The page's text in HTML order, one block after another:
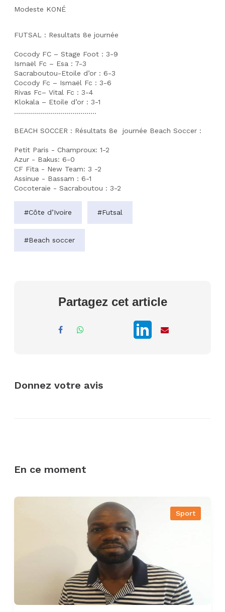
Modeste KONÉ
FUTSAL : Resultats 8e journée
Cocody FC – Stage Foot : 3-9
Ismaël Fc – Esa : 7-3
Sacraboutou-Etoile d’or : 6-3
Cocody Fc – Ismaël Fc : 3-6
Rivas Fc– Vital Fc : 3-4
Klokala – Etoile d’or : 3-1
.........................................
BEACH SOCCER : Résultats 8e  journée Beach Soccer :
Petit Paris - Champroux: 1-2
Azur - Bakus: 6-0
CF Fita - New Team: 3 -2
Assinue - Bassam : 6-1
Cocoteraie - Sacraboutou : 3-2
#Côte d’Ivoire #Futsal
#Beach soccer
Partagez cet article
Donnez votre avis
En ce moment
Sport